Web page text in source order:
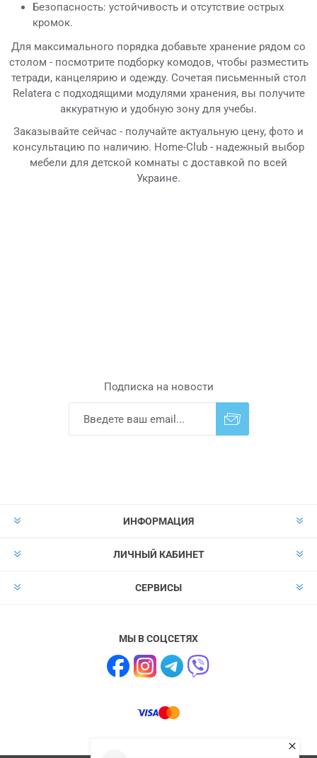
Безопасность: устойчивость и отсутствие острых
кромок.
Для максимального порядка добавьте хранение рядом со
столом - посмотрите подборку комодов, чтобы разместить
тетради, канцелярию и одежду. Сочетая письменный стол
Relatera с подходящими модулями хранения, вы получите
аккуратную и удобную зону для учебы.
Заказывайте сейчас - получайте актуальную цену, фото и
консультацию по наличию. Home-Club - надежный выбор
мебели для детской комнаты с доставкой по всей
Украине.
Подписка на новости
ИНФОРМАЦИЯ
ЛИЧНЫЙ КАБИНЕТ
СЕРВИСЫ
МЫ В СОЦСЕТЯХ